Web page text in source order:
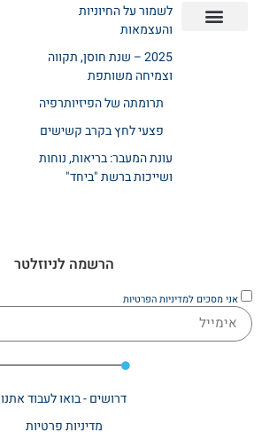
לשמור על החיוניות
והעצמאות
2025 – שנת חוסן, תקווה
וצמיחה משותפת
תרומתה של הפיזיותרפיה
פצעי לחץ בקרב קשישים
עונת המעבר: בריאות, נוחות
ושייכות ברשת "ביחד"
הרשמה לניוזלטר
אני מסכים למדיניות הפרטיות
דרושים - בואו לעבוד אתנו
מדיניות פרטיות